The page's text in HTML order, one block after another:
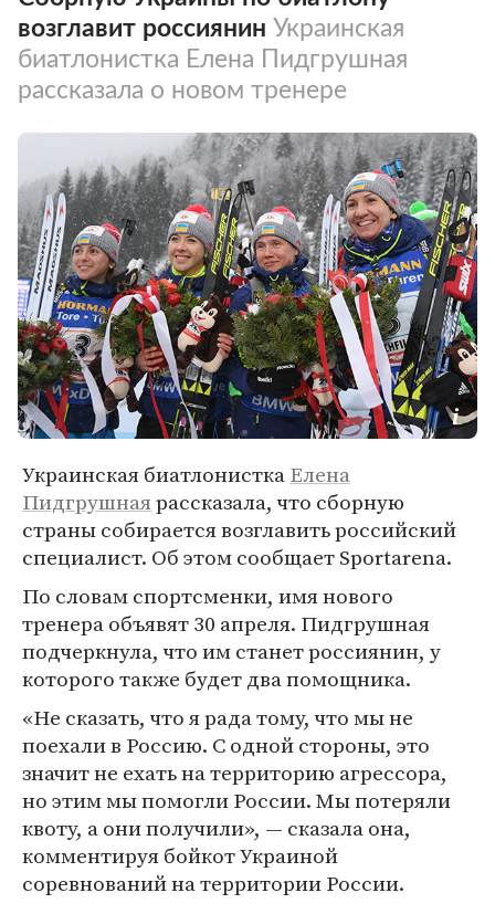
возглавит россиянин Украинская
биатлонистка Елена Пидгрушная
рассказала о новом тренере
Украинская биатлонисткаЕлена
Пидгрушнаярассказала, что сборную
страны собирается возглавить российский
специалист. Об этом сообщает Sportarena.
По словам спортсменки, имя нового
тренера объявят 30 апреля. Пидгрушная
подчеркнула, что им станет россиянин, у
которого также будет два помощника.
«Не сказать, что я рада тому, что мы не
поехали в Россию. С одной стороны, это
значит не ехать на территорию агрессора,
но этим мы помогли России. Мы потеряли
квоту, а они получили», — сказала она,
комментируя бойкот Украиной
соревнований на территории России.